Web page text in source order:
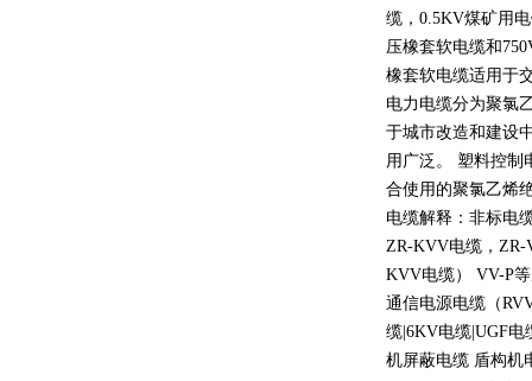
缆， 0.5KV煤矿用
压橡套软电缆和
橡套软电缆适用于
电力电缆分为聚氯
于城市改造和建设
用广泛。 塑料控制
合使用的聚氯乙烯
电缆解释：非标电
ZR-KVV电缆， ZR-
KVV电缆） VV-P
通信电源电缆（
缆 |6KV电缆 |UGF电
机屏蔽电缆 盾构机